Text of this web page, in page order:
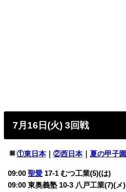
7月16日(火) 3回戦
①東日本｜ ②西日本｜ 夏の甲子園
09:00聖愛 17-1むつ工業(5)(は)
09:00 東奥義塾 10-3 八戸工業(7)(メ)